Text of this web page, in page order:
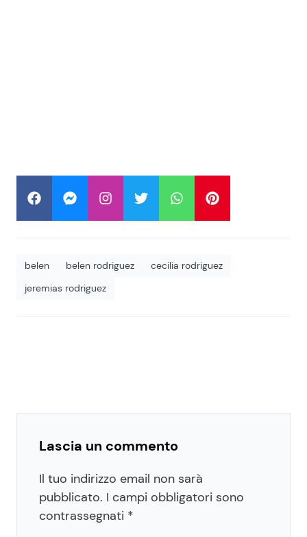
belen belen rodriguez
cecilia rodriguez
jeremias rodriguez
Lascia un commento
Il tuo indirizzo email non sarà
pubblicato. I campi obbligatori sono
contrassegnati *